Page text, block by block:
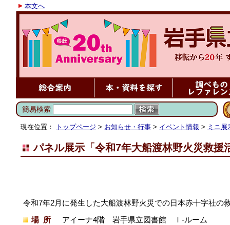
本文へ
簡易検索
現在位置： トップページ > お知らせ・行事 > イベント情報 > ミニ展
パネル展示「令和7年大船渡林野火災救援
令和7年2月に発生した大船渡林野火災での日本赤十字社
場所
アイーナ4階 岩手県立図書館 Ｉ-ルーム